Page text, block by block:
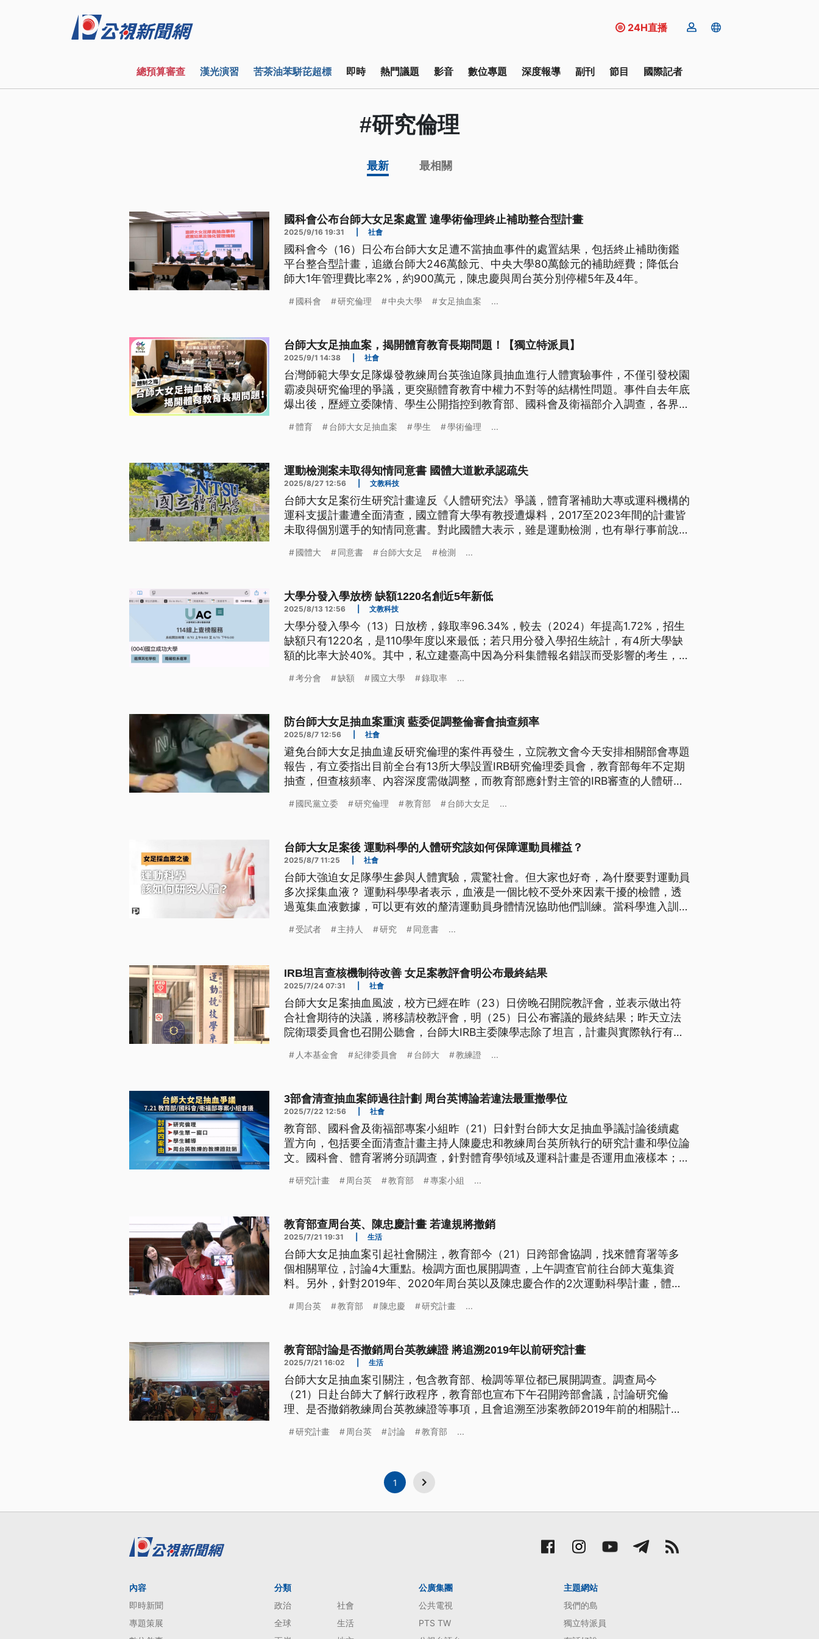
24H直播
總預算審查 漢光演習 苦茶油苯駢芘超標 即時 熱門議題 影音 數位專題 深度報導 副刊 節目 國際記者
#研究倫理
最新 最相關
國科會公布台師大女足案處置 違學術倫理終止補助整合型計畫
2025/9/16 19:31 社會
國科會今（16）日公布台師大女足遭不當抽血事件的處置結果，包括終止補助衡鑑
平台整合型計畫，追繳台師大246萬餘元、中央大學80萬餘元的補助經費；降低台
師大1年管理費比率2%，約900萬元，陳忠慶與周台英分別停權5年及4年。
國科會 研究倫理 中央大學 女足抽血案 ...
台師大女足抽血案，揭開體育教育長期問題！【獨立特派員】
2025/9/1 14:38 社會
台灣師範大學女足隊爆發教練周台英強迫隊員抽血進行人體實驗事件，不僅引發校園
霸凌與研究倫理的爭議，更突顯體育教育中權力不對等的結構性問題。事件自去年底
爆出後，歷經立委陳情、學生公開指控到教育部、國科會及衛福部介入調查，各界高
超越單一個人行為，反映台灣體育制度長期存在的沉痾。
體育 台師大女足抽血案 學生 學術倫理 ...
運動檢測案未取得知情同意書 國體大道歉承認疏失
2025/8/27 12:56 文教科技
台師大女足案衍生研究計畫違反《人體研究法》爭議，體育署補助大專或運科機構的
運科支援計畫遭全面清查，國立體育大學有教授遭爆料，2017至2023年間的計畫皆
未取得個別選手的知情同意書。對此國體大表示，雖是運動檢測，也有舉行事前說明
國體大 同意書 台師大女足 檢測 ...
大學分發入學放榜 缺額1220名創近5年新低
2025/8/13 12:56 文教科技
大學分發入學今（13）日放榜，錄取率96.34%，較去（2024）年提高1.72%，招生
缺額只有1220名，是110學年度以來最低；若只用分發入學招生統計，有4所大學缺
額的比率大於40%。其中，私立建臺高中因為分科集體報名錯誤而受影響的考生，
考分會 缺額 國立大學 錄取率 ...
防台師大女足抽血案重演 藍委促調整倫審會抽查頻率
2025/8/7 12:56 社會
避免台師大女足抽血違反研究倫理的案件再發生，立院教文會今天安排相關部會專題
報告，有立委指出目前全台有13所大學設置IRB研究倫理委員會，教育部每年不定期
抽查，但查核頻率、內容深度需做調整，而教育部應針對主管的IRB審查的人體研究
國民黨立委 研究倫理 教育部 台師大女足 ...
台師大女足案後 運動科學的人體研究該如何保障運動員權益？
2025/8/7 11:25 社會
台師大強迫女足隊學生參與人體實驗，震驚社會。但大家也好奇，為什麼要對運動員
多次採集血液？ 運動科學學者表示，血液是一個比較不受外來因素干擾的檢體，透
過蒐集血液數據，可以更有效的釐清運動員身體情況協助他們訓練。當科學進入訓練
受試者 主持人 研究 同意書 ...
IRB坦言查核機制待改善 女足案教評會明公布最終結果
2025/7/24 07:31 社會
台師大女足案抽血風波，校方已經在昨（23）日傍晚召開院教評會，並表示做出符
合社會期待的決議，將移請校教評會，明（25）日公布審議的最終結果；昨天立法
院衛環委員會也召開公聽會，台師大IRB主委陳學志除了坦言，計畫與實際執行有多
人本基金會 紀律委員會 台師大 教練證 ...
3部會清查抽血案師過往計劃 周台英博論若違法最重撤學位
2025/7/22 12:56 社會
教育部、國科會及衛福部專案小組昨（21）日針對台師大女足抽血爭議討論後續處
置方向，包括要全面清查計畫主持人陳慶忠和教練周台英所執行的研究計畫和學位論
文。國科會、體育署將分頭調查，針對體育學領域及運科計畫是否運用血液樣本；而
研究計畫 周台英 教育部 專案小組 ...
教育部查周台英、陳忠慶計畫 若違規將撤銷
2025/7/21 19:31 生活
台師大女足抽血案引起社會關注，教育部今（21）日跨部會協調，找來體育署等多
個相關單位，討論4大重點。檢調方面也展開調查，上午調查官前往台師大蒐集資
料。另外，針對2019年、2020年周台英以及陳忠慶合作的2次運動科學計畫，體育
已經發表的論文撤稿。
周台英 教育部 陳忠慶 研究計畫 ...
教育部討論是否撤銷周台英教練證 將追溯2019年以前研究計畫
2025/7/21 16:02 生活
台師大女足抽血案引關注，包含教育部、檢調等單位都已展開調查。調查局今
（21）日赴台師大了解行政程序，教育部也宣布下午召開跨部會議，討論研究倫
理、是否撤銷教練周台英教練證等事項，且會追溯至涉案教師2019年前的相關計
研究計畫 周台英 討論 教育部 ...
1
內容
即時新聞
專題策展
分類
政治
社會
全球
生活
公廣集團
公共電視
PTS TW
主題網站
我們的島
獨立特派員